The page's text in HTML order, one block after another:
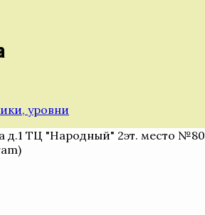
уровни
д.1 ТЦ "Народный" 2эт. место №80